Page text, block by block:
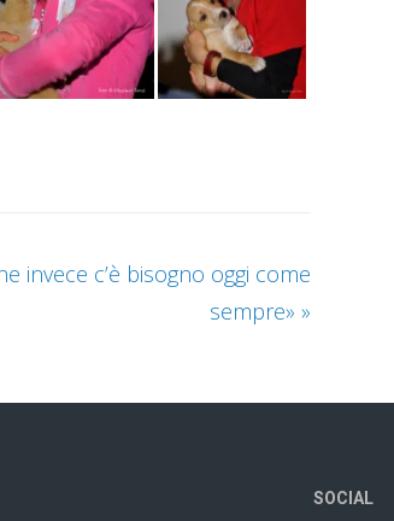
invece c’è bisogno oggi come
sempre» »
SOCIAL